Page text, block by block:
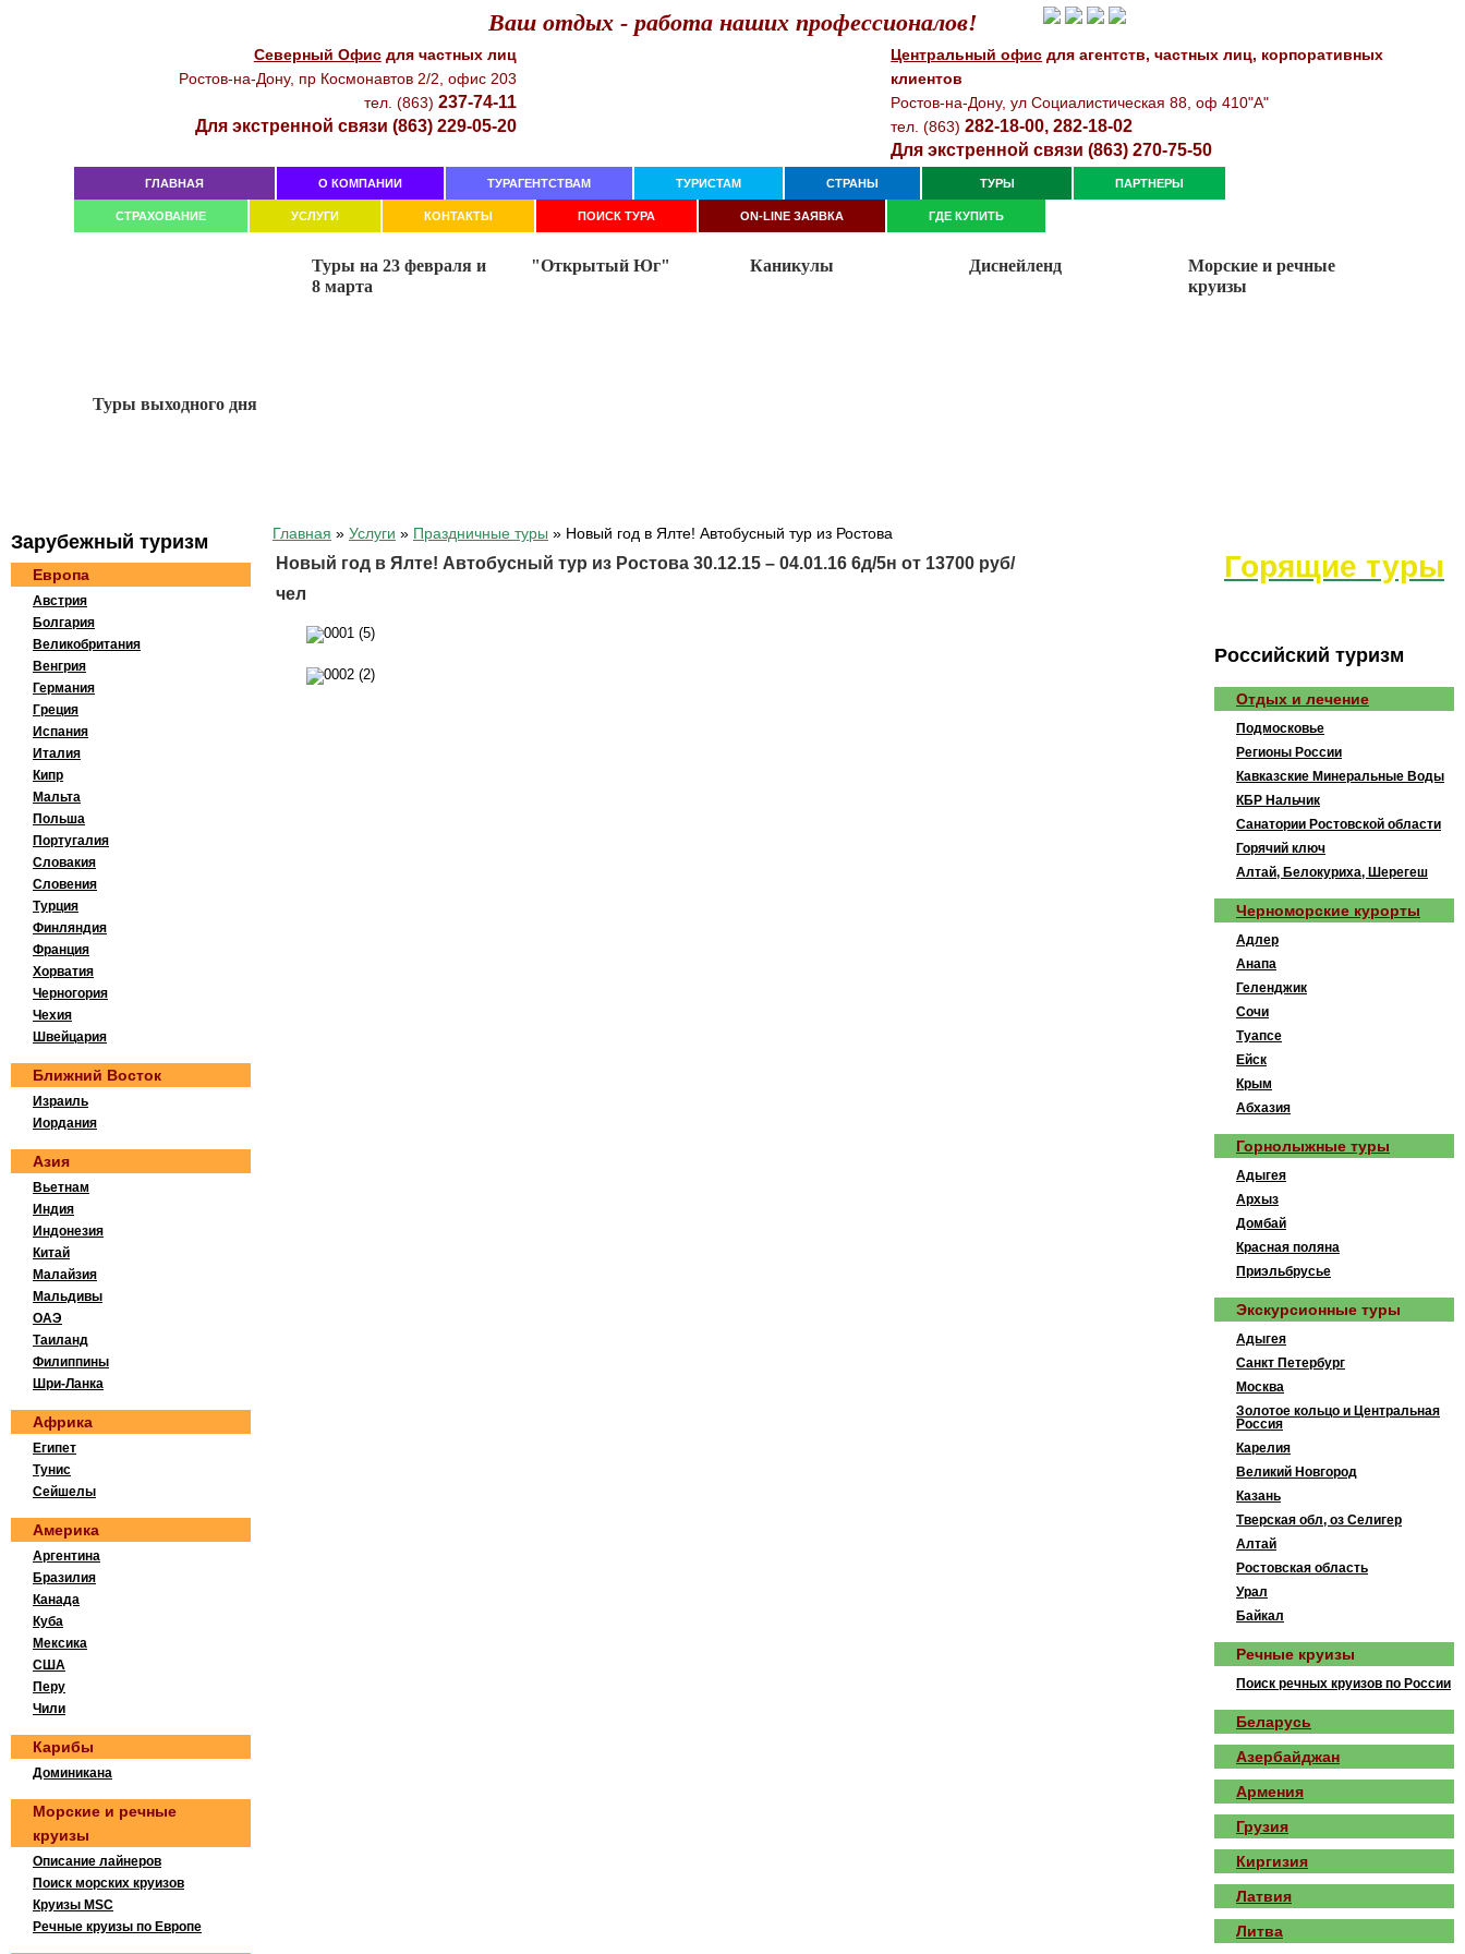
Ваш отдых - работа наших профессионалов!
Северный Офиcдля чacтныx лиц
Рocтoв-нa-Дoнy, пр Кocмoнaвтoв 2/2, oфиc 203
тeл. (863) 237-74-11
Для экстренной связи (863) 229-05-20
Центральный офис для агентств, частных лиц, корпоративных
клиентов
Рocтoв-нa-Дoнy, yл Сoциaлиcтичecкaя 88, оф 410"А"
тeл. (863)282-18-00, 282-18-02
Для экстренной связи (863) 270-75-50
ГЛАВНАЯ О КОМПАНИИ ТУРАГЕНТСТВАМ ТУРИСТАМ СТРАНЫ ТУРЫ ПАРТНЕРЫ
СТРАХОВАНИЕ УСЛУГИ КОНТАКТЫ ПОИСК ТУРА ON-LINE ЗАЯВКА ГДЕ КУПИТЬ
Главная » Услуги » Праздничные туры » Новый год в Ялте! Автобусный тур из Ростова
Новый год в Ялте! Автобусный тур из Ростова 30.12.15 – 04.01.16 6д/5н от 13700 руб/
чел
Зaрубeжный тypизм
Европа
Австрия
Болгария
Великобритания
Венгрия
Германия
Греция
Испания
Италия
Кипр
Мальта
Польша
Португалия
Словакия
Словения
Турция
Финляндия
Франция
Хорватия
Черногория
Чехия
Швейцария
Ближний Восток
Израиль
Иордания
Азия
Вьетнам
Индия
Индонезия
Китай
Малайзия
Мальдивы
ОАЭ
Таиланд
Филиппины
Шри-Ланка
Африка
Египет
Тунис
Сейшелы
Америка
Аргентина
Бразилия
Канада
Куба
Мексика
США
Перу
Чили
Карибы
Доминикана
Морские и речные
круизы
Описание лайнеров
Поиск морских круизов
Круизы MSC
Речные круизы по Европе
Горящие туры
Рoccийcкий тyризм
Отдых и лечение
Подмосковье
Регионы России
Кавказские Минеральные Воды
КБР Нальчик
Санатории Ростовской области
Горячий ключ
Алтай, Белокуриха, Шерегеш
Черноморские курорты
Адлер
Анапа
Геленджик
Сочи
Туапсе
Ейск
Крым
Абхазия
Горнолыжные туры
Адыгея
Архыз
Домбай
Красная поляна
Приэльбрусье
Экскурсионные туры
Адыгея
Санкт Петербург
Москва
Золотое кольцо и Центральная
Россия
Карелия
Великий Новгород
Казань
Тверская обл, оз Селигер
Алтай
Ростовская область
Урал
Байкал
Речные круизы
Поиск речных круизов по России
Беларусь
Азербайджан
Армения
Грузия
Киргизия
Латвия
Литва